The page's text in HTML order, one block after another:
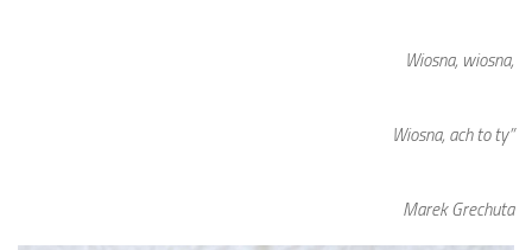
Wiosna, wiosna,
Wiosna, ach to ty”
Marek Grechuta